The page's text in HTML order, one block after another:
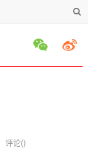
评论()